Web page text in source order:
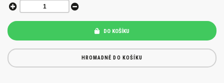
DO KOŠÍKU
HROMADNĚ DO KOŠÍKU